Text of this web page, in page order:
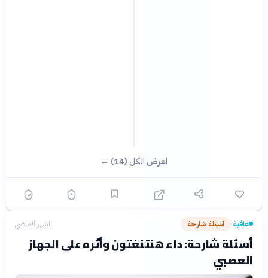
اعرض الكل (14) ←
عافية› أسئلة شارحة الشهر الماضي
أسئلة شارحة: داء هنتنغتون وأثره على الجهاز
العصبي